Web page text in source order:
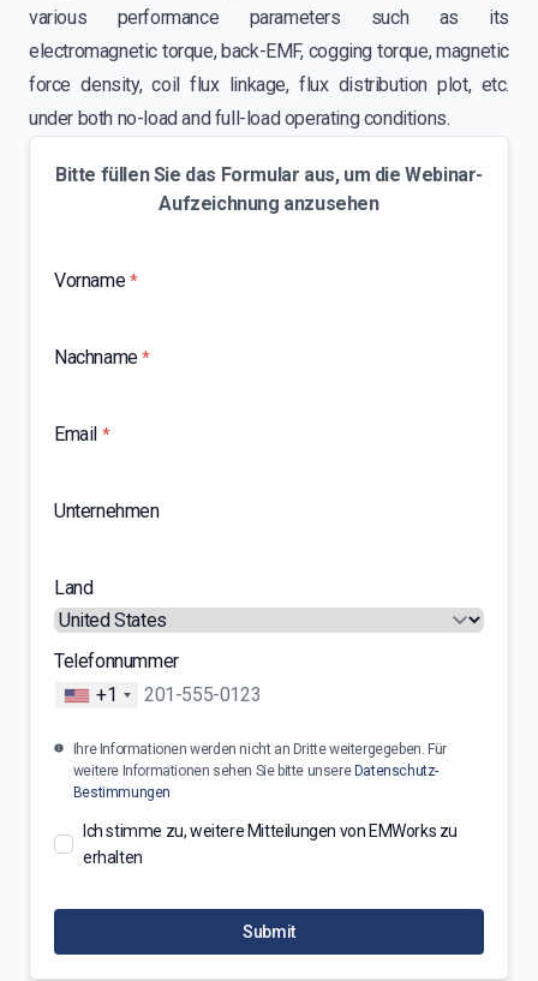
various performance parameters such as its
electromagnetic torque, back-EMF, cogging torque, magnetic
force density, coil flux linkage, flux distribution plot, etc.
under both no-load and full-load operating conditions.
Bitte füllen Sie das Formular aus, um die Webinar-
Aufzeichnung anzusehen
Vorname*
Nachname*
Email *
Unternehmen
Land
Telefonnummer
+1
Ihre Informationen werden nicht an Dritte weitergegeben. Für
weitere Informationen sehen Sie bitte unsere Datenschutz-
Bestimmungen
Ich stimme zu, weitere Mitteilungen von EMWorks zu
erhalten
Submit